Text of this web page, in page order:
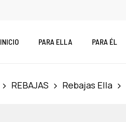
INICIO PARA ELLA PARA ÉL
REBAJAS Rebajas Ella